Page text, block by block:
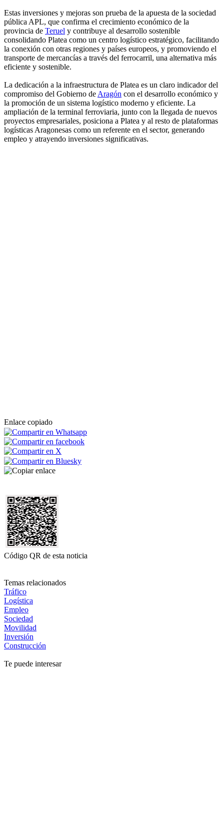
Estas inversiones y mejoras son prueba de la apuesta de la sociedad
pública APL, que confirma el crecimiento económico de la
provincia de Teruel y contribuye al desarrollo sostenible
consolidando Platea como un centro logístico estratégico, facilitando
la conexión con otras regiones y países europeos, y promoviendo el
transporte de mercancías a través del ferrocarril, una alternativa más
eficiente y sostenible.
La dedicación a la infraestructura de Platea es un claro indicador del
compromiso del Gobierno de Aragón con el desarrollo económico y
la promoción de un sistema logístico moderno y eficiente. La
ampliación de la terminal ferroviaria, junto con la llegada de nuevos
proyectos empresariales, posiciona a Platea y al resto de plataformas
logísticas Aragonesas como un referente en el sector, generando
empleo y atrayendo inversiones significativas.
Enlace copiado
Código QR de esta noticia
Temas relacionados
Tráfico
Logística
Empleo
Sociedad
Movilidad
Inversión
Construcción
Te puede interesar